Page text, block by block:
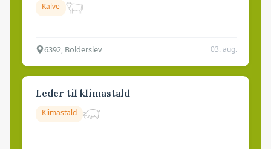
Kalve
6392, Bolderslev 03. aug.
Leder til klimastald
Klimastald